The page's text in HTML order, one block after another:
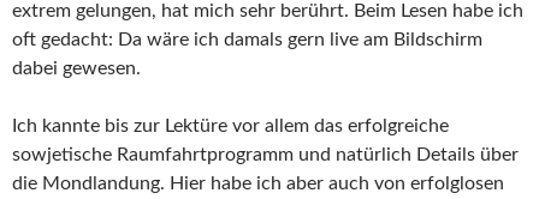
extrem gelungen, hat mich sehr berührt. Beim Lesen habe ich
oft gedacht: Da wäre ich damals gern live am Bildschirm
dabei gewesen.
Ich kannte bis zur Lektüre vor allem das erfolgreiche
sowjetische Raumfahrtprogramm und natürlich Details über
die Mondlandung. Hier habe ich aber auch von erfolglosen